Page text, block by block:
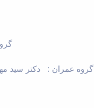
گروه عمران : دکتر سید